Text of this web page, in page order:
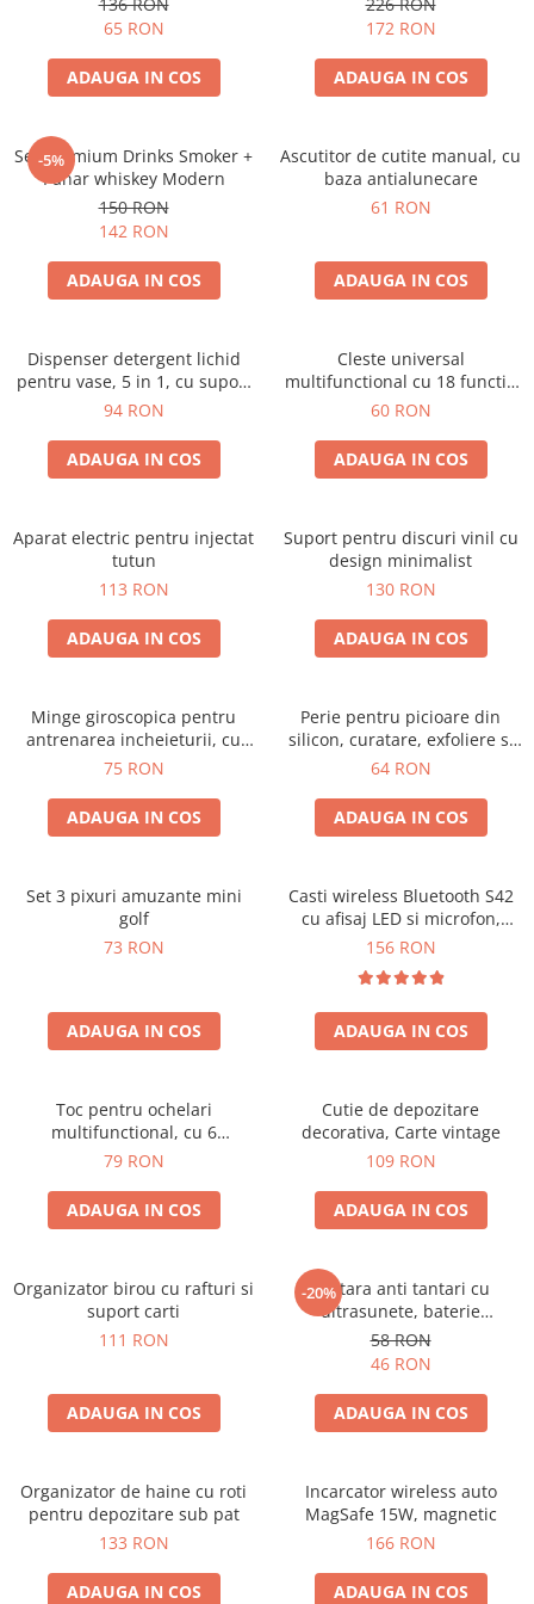
65 RON
ADAUGA IN COS
172 RON
ADAUGA IN COS
-5%
Set premium Drinks Smoker +
Pahar whiskey Modern
150 RON
142 RON
ADAUGA IN COS
Ascutitor de cutite manual, cu
baza antialunecare
61 RON
ADAUGA IN COS
Dispenser detergent lichid
pentru vase, 5 in 1, cu suport
burete si laveta, organizator
94 RON
ADAUGA IN COS
Cleste universal
multifunctional cu 18 functii,
pliabil
60 RON
ADAUGA IN COS
Aparat electric pentru injectat
tutun
113 RON
ADAUGA IN COS
Suport pentru discuri vinil cu
design minimalist
130 RON
ADAUGA IN COS
Minge giroscopica pentru
antrenarea incheieturii, cu
iluminare RGB
75 RON
ADAUGA IN COS
Perie pentru picioare din
silicon, curatare, exfoliere si
masaj
64 RON
ADAUGA IN COS
Set 3 pixuri amuzante mini
golf
73 RON
ADAUGA IN COS
Casti wireless Bluetooth S42
cu afisaj LED si microfon,
compatibile cu iOS si Android
156 RON
ADAUGA IN COS
Toc pentru ochelari
multifunctional, cu 6
compartimente
79 RON
ADAUGA IN COS
Cutie de depozitare
decorativa, Carte vintage
109 RON
ADAUGA IN COS
Organizator birou cu rafturi si
suport carti
111 RON
ADAUGA IN COS
-20%
Bratara anti tantari cu
ultrasunete, baterie
reincarcabila 90mAh
58 RON
46 RON
ADAUGA IN COS
Organizator de haine cu roti
pentru depozitare sub pat
133 RON
ADAUGA IN COS
Incarcator wireless auto
MagSafe 15W, magnetic
166 RON
ADAUGA IN COS